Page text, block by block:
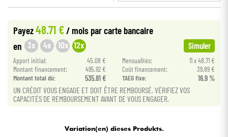
Kabel & Zubehöre
HiFi
• TOULOUSE
Payez48.71 €/ mois par carte bancaire
en 3x 4x 10x 12x Simuler
Apport initial: 45.08 € Mensualités:
11 x 48.71 €
Montant financement:
495.92 € Coût financement:
39.89 €
Montant total dù:
535.81 € TAEG fixe: 16.9 %
UN CRÉDIT VOUS ENGAGE ET DOIT ÊTRE REMBOURSÉ. VÉRIFIEZ VOS
CAPACITÉS DE REMBOURSEMENT AVANT DE VOUS ENGAGER.
Variation(en) dieses Produkts.